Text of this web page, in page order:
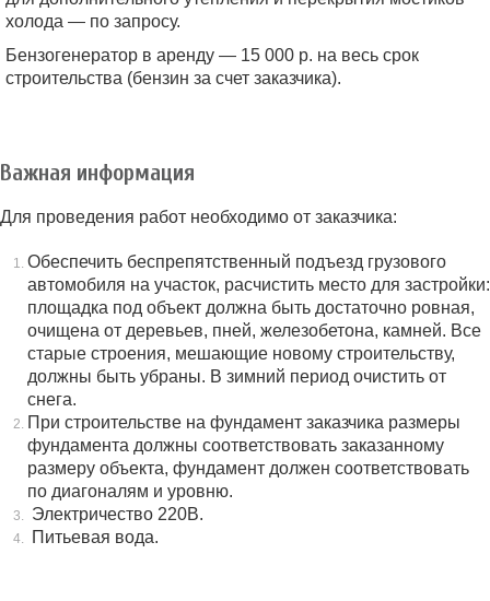
холода — по запросу.
Бензогенератор в аренду — 15 000 р. на весь срок
строительства (бензин за счет заказчика).
Важная информация
Для проведения работ необходимо от заказчика:
Обеспечить беспрепятственный подъезд грузового
автомобиля на участок, расчистить место для застройки:
площадка под объект должна быть достаточно ровная,
очищена от деревьев, пней, железобетона, камней. Все
старые строения, мешающие новому строительству,
должны быть убраны. В зимний период очистить от
снега.
При строительстве на фундамент заказчика размеры
фундамента должны соответствовать заказанному
размеру объекта, фундамент должен соответствовать
по диагоналям и уровню.
Электричество 220В.
Питьевая вода.